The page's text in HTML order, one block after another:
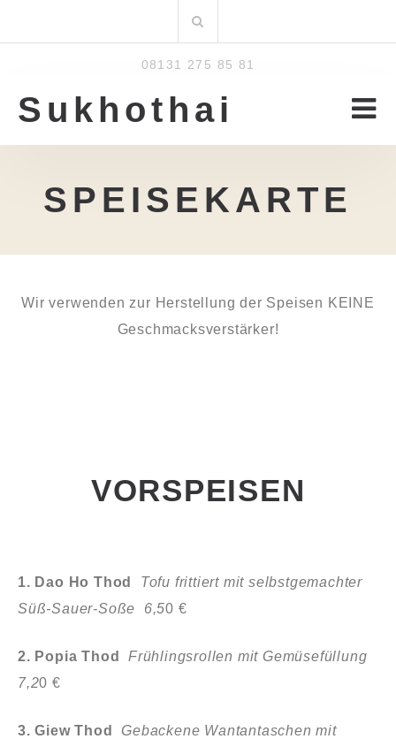
nach:
08131 275 85 81
Sukhothai
SPEISEKARTE
Wir verwenden zur Herstellung der Speisen KEINE
Geschmacksverstärker!
VORSPEISEN
1. Dao Ho Thod Tofu frittiert mit selbstgemachter
Süß-Sauer-Soße 6,50 €
2. Popia Thod
Frühlingsrollen mit Gemüsefüllung
7,20 €
3. Giew Thod
Gebackene Wantantaschen mit